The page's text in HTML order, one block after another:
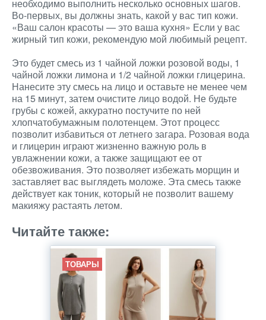
необходимо выполнить несколько основных шагов.
Во-первых, вы должны знать, какой у вас тип кожи.
«Ваш салон красоты — это ваша кухня» Если у вас
жирный тип кожи, рекомендую мой любимый рецепт.
Это будет смесь из 1 чайной ложки розовой воды, 1
чайной ложки лимона и 1/2 чайной ложки глицерина.
Нанесите эту смесь на лицо и оставьте не менее чем
на 15 минут, затем очистите лицо водой. Не будьте
грубы с кожей, аккуратно постучите по ней
хлопчатобумажным полотенцем. Этот процесс
позволит избавиться от летнего загара. Розовая вода
и глицерин играют жизненно важную роль в
увлажнении кожи, а также защищают ее от
обезвоживания. Это позволяет избежать морщин и
заставляет вас выглядеть моложе. Эта смесь также
действует как тоник, который не позволит вашему
макияжу растаять летом.
Читайте также:
ТОВАРЫ